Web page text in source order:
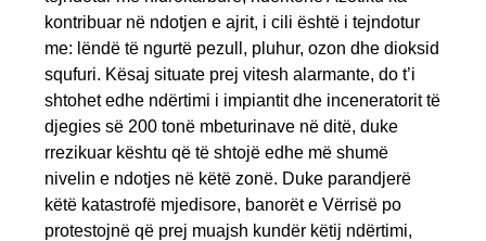
kontribuar në ndotjen e ajrit, i cili është i tejndotur
me: lëndë të ngurtë pezull, pluhur, ozon dhe dioksid
squfuri. Kësaj situate prej vitesh alarmante, do t’i
shtohet edhe ndërtimi i impiantit dhe inceneratorit të
djegies së 200 tonë mbeturinave në ditë, duke
rrezikuar kështu që të shtojë edhe më shumë
nivelin e ndotjes në këtë zonë. Duke parandjerë
këtë katastrofë mjedisore, banorët e Vërrisë po
protestojnë që prej muajsh kundër këtij ndërtimi,